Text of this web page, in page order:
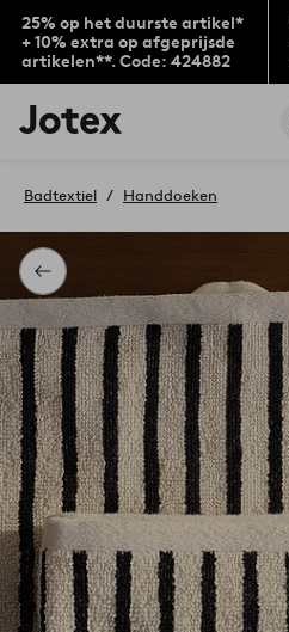
25% op het duurste artikel*
+ 10% extra op afgeprijsde
artikelen**. Code: 424882
Jotex
logo
to
home
page
Terug
Badtextiel Handdoeken